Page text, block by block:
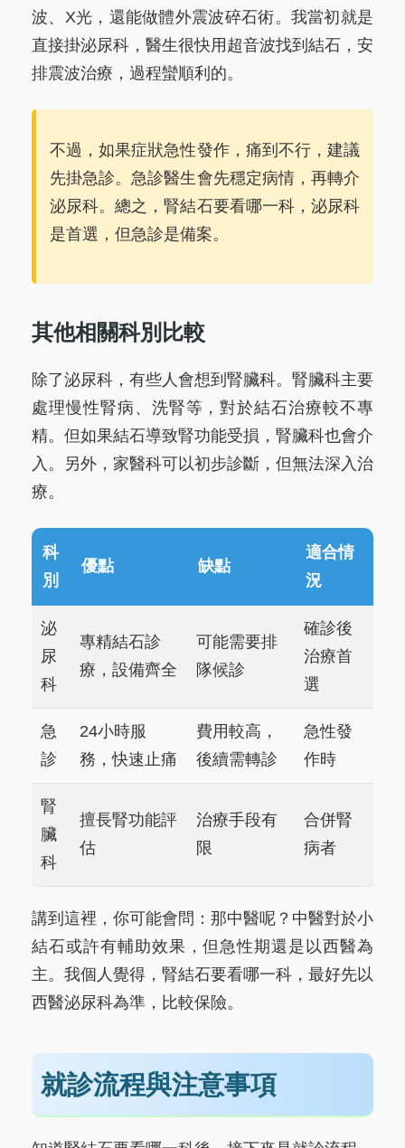
波、X光，還能做體外震波碎石術。我當初就是
直接掛泌尿科，醫生很快用超音波找到結石，安
排震波治療，過程蠻順利的。
不過，如果症狀急性發作，痛到不行，建議
先掛急診。急診醫生會先穩定病情，再轉介
泌尿科。總之，腎結石要看哪一科，泌尿科
是首選，但急診是備案。
其他相關科別比較
除了泌尿科，有些人會想到腎臟科。腎臟科主要
處理慢性腎病、洗腎等，對於結石治療較不專
精。但如果結石導致腎功能受損，腎臟科也會介
入。另外，家醫科可以初步診斷，但無法深入治
療。
科
別
優點 缺點
適合情
況
泌
尿
科
專精結石診
療，設備齊全
可能需要排
隊候診
確診後
治療首
選
急
診
24小時服
務，快速止痛
費用較高，
後續需轉診
急性發
作時
腎
臟
科
擅長腎功能評
估
治療手段有
限
合併腎
病者
講到這裡，你可能會問：那中醫呢？中醫對於小
結石或許有輔助效果，但急性期還是以西醫為
主。我個人覺得，腎結石要看哪一科，最好先以
西醫泌尿科為準，比較保險。
就診流程與注意事項